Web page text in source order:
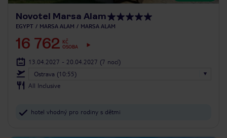
Novotel Marsa Alam
EGYPT MARSA ALAM MARSA ALAM
16 762 KČ
OSOBA
13.04.2027 - 20.04.2027 (7 nocí)
Ostrava (10:55)
All Inclusive
hotel vhodný pro rodiny s dětmi